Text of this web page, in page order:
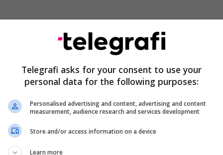
e shumë ligjeve që përfunduan në Gjykatë
për Ardhmërinë e Kosovës të premten dërgoi
edhe Ligjin për pagën minimale.
nuk ka dyshim se Vuçiqi ka nxitur
– pyetjet për Escobarin
të Bashkuara të Amerikës, Gabriel Escobar ka
kësaj jave para Komitetit për Punë të Jashtme
Telegrafi asks for your consent to use your
personal data for the following purposes:
Personalised advertising and content, advertising and content
measurement, audience research and services development
Store and/or access information on a device
Learn more